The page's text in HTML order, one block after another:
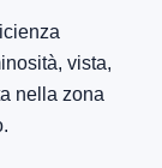
vista,
nella zona